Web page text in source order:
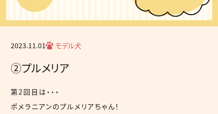
2023.11.01 モデル犬
②プルメリア
第2回目は・・・
ポメラニアンのプルメリアちゃん！